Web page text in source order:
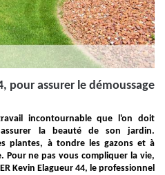
pour assurer le démoussage
incontournable que l'on doit
la beauté de son jardin.
plantes, à tondre les gazons et à
Pour ne pas vous compliquer la vie,
Kevin Elagueur 44, le professionnel